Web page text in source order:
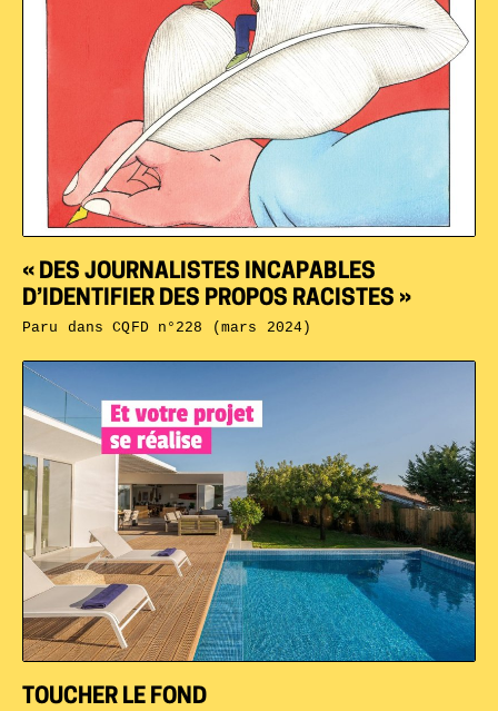
TOUCHER LE FOND
« DES JOURNALISTES INCAPABLES
D’IDENTIFIER DES PROPOS RACISTES »
Paru dansCQFD n°228 (mars 2024)